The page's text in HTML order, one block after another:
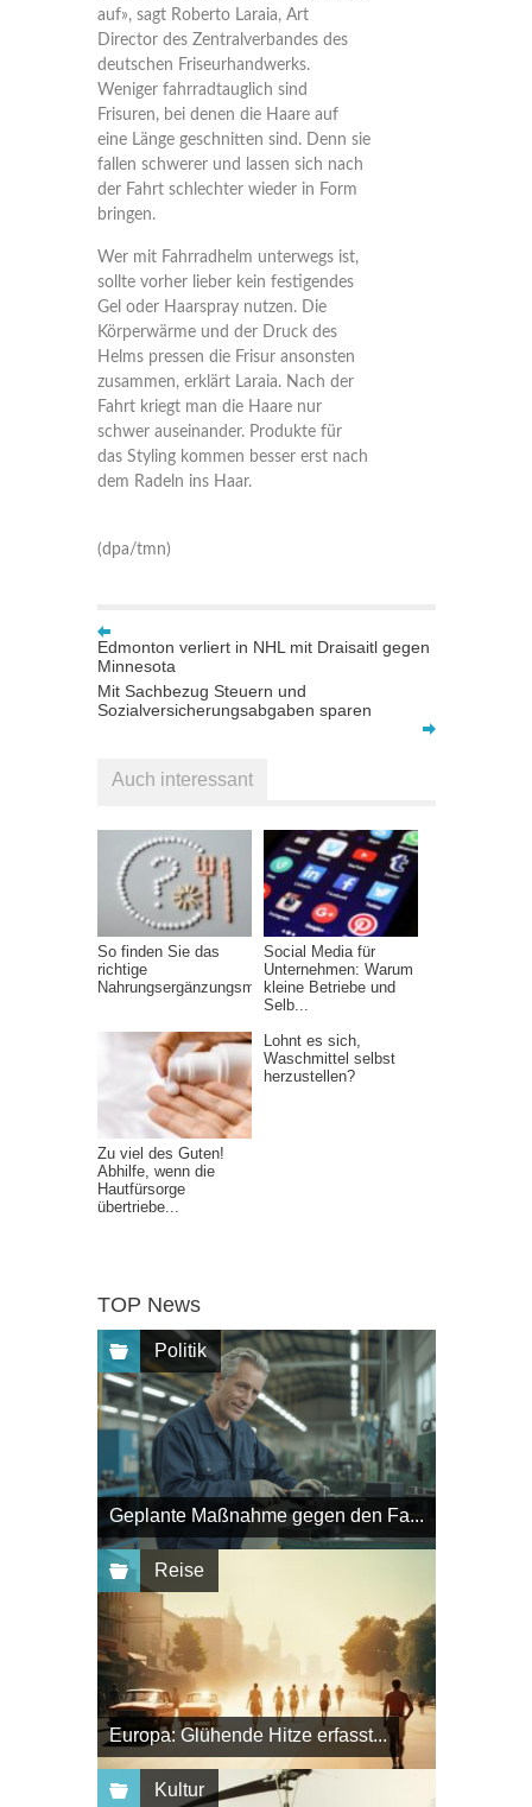
auf», sagt Roberto Laraia, Art
Director des Zentralverbandes des
deutschen Friseurhandwerks.
Weniger fahrradtauglich sind
Frisuren, bei denen die Haare auf
eine Länge geschnitten sind. Denn sie
fallen schwerer und lassen sich nach
der Fahrt schlechter wieder in Form
bringen.
Wer mit Fahrradhelm unterwegs ist,
sollte vorher lieber kein festigendes
Gel oder Haarspray nutzen. Die
Körperwärme und der Druck des
Helms pressen die Frisur ansonsten
zusammen, erklärt Laraia. Nach der
Fahrt kriegt man die Haare nur
schwer auseinander. Produkte für
das Styling kommen besser erst nach
dem Radeln ins Haar.
(dpa/tmn)
Edmonton verliert in NHL mit Draisaitl gegen
Minnesota
Mit Sachbezug Steuern und
Sozialversicherungsabgaben sparen
Auch interessant
So finden Sie das
richtige
Nahrungsergänzungsmittel
Social Media für
Unternehmen: Warum
kleine Betriebe und
Selb...
Zu viel des Guten!
Abhilfe, wenn die
Hautfürsorge
übertriebe...
Lohnt es sich,
Waschmittel selbst
herzustellen?
TOP News
Politik
Geplante Maßnahme gegen den Fa...
Reise
Europa: Glühende Hitze erfasst...
Kultur